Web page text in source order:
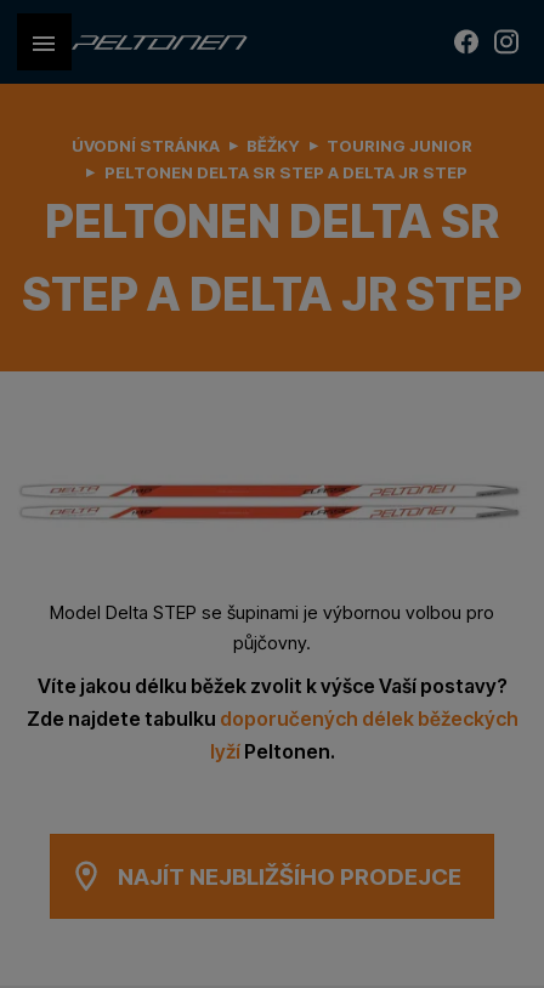
PELTONEN DELTA SR
STEP A DELTA JR STEP
ÚVODNÍ STRÁNKA BĚŽKY
TOURING JUNIOR
PELTONEN DELTA SR STEP A DELTA JR STEP
Model Delta STEP se šupinami je výbornou volbou pro
půjčovny.
Víte jakou délku běžek zvolit k výšce Vaší postavy?
Zde najdete tabulku doporučených délek běžeckých
lyžíPeltonen.
NAJÍT NEJBLIŽŠÍHO PRODEJCE